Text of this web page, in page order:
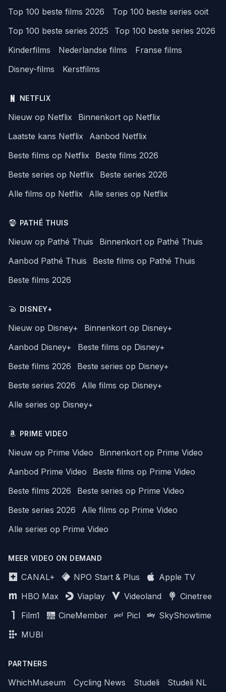
Top 100 beste films 2026
Top 100 beste series ooit
Top 100 beste series 2025
Top 100 beste series 2026
Kinderfilms
Nederlandse films
Franse films
Disney-films
Kerstfilms
NETFLIX
Nieuw op Netflix
Binnenkort op Netflix
Laatste kans Netflix
Aanbod Netflix
Beste films op Netflix
Beste films 2026
Beste series op Netflix
Beste series 2026
Alle films op Netflix
Alle series op Netflix
PATHÉ THUIS
Nieuw op Pathé Thuis
Binnenkort op Pathé Thuis
Aanbod Pathé Thuis
Beste films op Pathé Thuis
Beste films 2026
DISNEY+
Nieuw op Disney+
Binnenkort op Disney+
Aanbod Disney+
Beste films op Disney+
Beste films 2026
Beste series op Disney+
Beste series 2026
Alle films op Disney+
Alle series op Disney+
PRIME VIDEO
Nieuw op Prime Video
Binnenkort op Prime Video
Aanbod Prime Video
Beste films op Prime Video
Beste films 2026
Beste series op Prime Video
Beste series 2026
Alle films op Prime Video
Alle series op Prime Video
MEER VIDEO ON DEMAND
CANAL+ NPO Start & Plus
Apple TV
HBO Max
Viaplay Videoland
Cinetree
Film1
CineMember Picl
SkyShowtime
MUBI
PARTNERS
WhichMuseum Cycling News Studeli Studeli NL